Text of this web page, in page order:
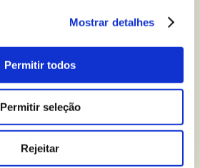
Mostrar detalhes
Permitir todos
Permitir seleção
Rejeitar